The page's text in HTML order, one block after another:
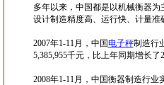
多年以来，中国都是以机械衡器为
设计制造精度高、运行快、计量准
2007年1-11月，中国电子秤制造行
5,385,955千元，比上年同期增长
2008年1-11月，中国衡器制造行业